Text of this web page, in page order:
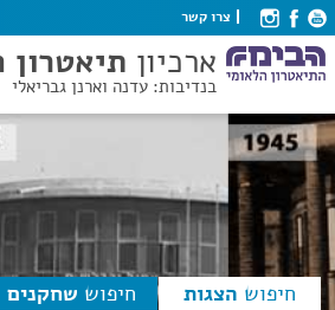
צרו קשר
ארכיון תיאטרון
בנדיבות: עדנה וארנן גבריאלי
חיפוש הצגות חיפוש שחקנים